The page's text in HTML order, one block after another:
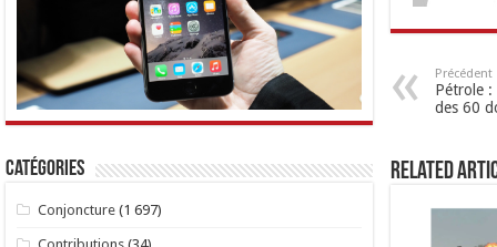
Précédent
Pétrole
des 60
Related
Catégories
Conjoncture (1 697)